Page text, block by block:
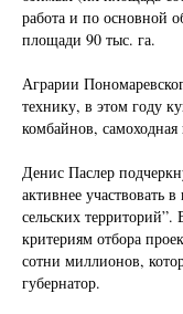
работа и по основной
площади 90 тыс. га.
Аграрии
технику, в этом году
комбайнов,
Денис Паслер
активнее участвовать
сельских территорий”.
критериям отбора
сотни миллионов,
губернатор.